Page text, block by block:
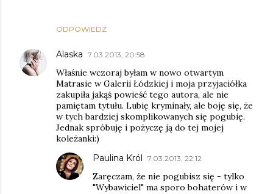
ODPOWIEDZ
Alaska 7.03.2013, 20:58
Właśnie wczoraj byłam w nowo otwartym
Matrasie w Galerii Łódzkiej i moja przyjaciółka
zakupiła jakąś powieść tego autora, ale nie
pamiętam tytułu. Lubię kryminały, ale boję się, że
w tych bardziej skomplikowanych się pogubię.
Jednak spróbuję i pożyczę ją do tej mojej
koleżanki:)
Paulina Król 7.03.2013, 22:12
Zaręczam, że nie pogubisz się - tylko
"Wybawiciel" ma sporo bohaterów i w